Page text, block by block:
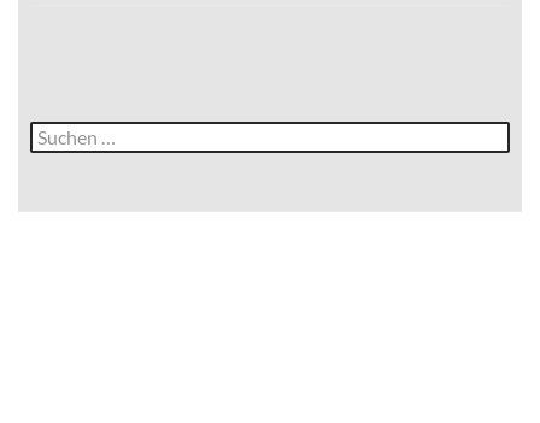
Suche
nach: